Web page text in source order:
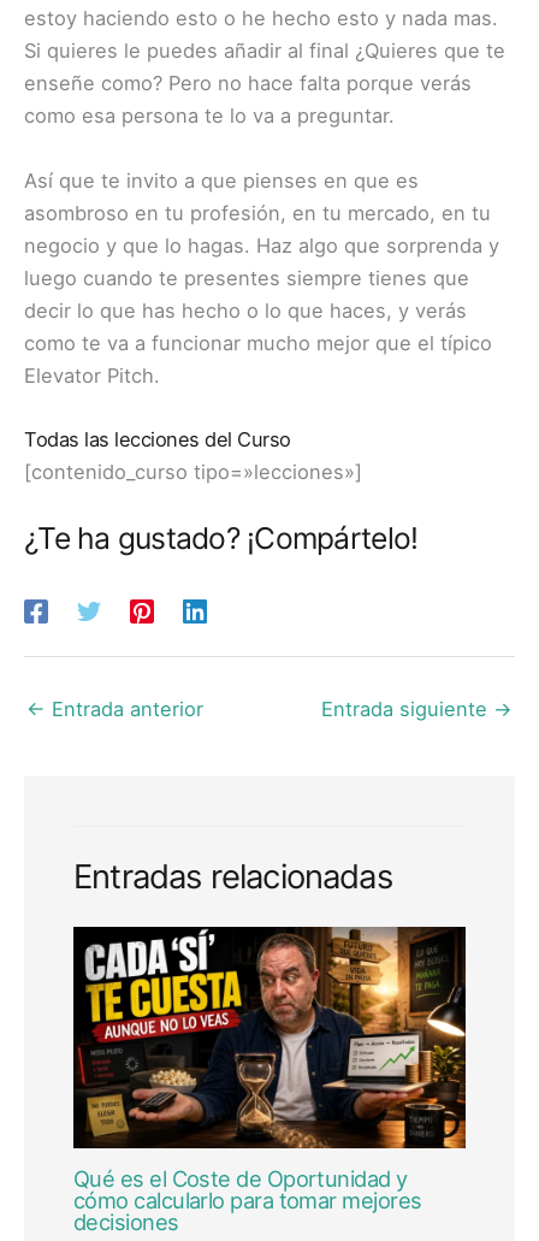
estoy haciendo esto o he hecho esto y nada mas.
Si quieres le puedes añadir al final ¿Quieres que te
enseñe como? Pero no hace falta porque verás
como esa persona te lo va a preguntar.
Así que te invito a que pienses en que es
asombroso en tu profesión, en tu mercado, en tu
negocio y que lo hagas. Haz algo que sorprenda y
luego cuando te presentes siempre tienes que
decir lo que has hecho o lo que haces, y verás
como te va a funcionar mucho mejor que el típico
Elevator Pitch.
Todas las lecciones del Curso
[contenido_curso tipo=»lecciones»]
¿Te ha gustado? ¡Compártelo!
← Entrada anterior Entrada siguiente →
Entradas relacionadas
Qué es el Coste de Oportunidad y
cómo calcularlo para tomar mejores
decisiones